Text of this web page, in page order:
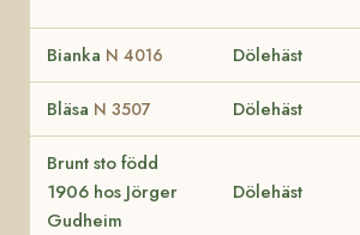
Bianka N 4016 Dölehäst
Bläsa N 3507 Dölehäst
Brunt sto född
1906 hos Jörger
Gudheim
Dölehäst